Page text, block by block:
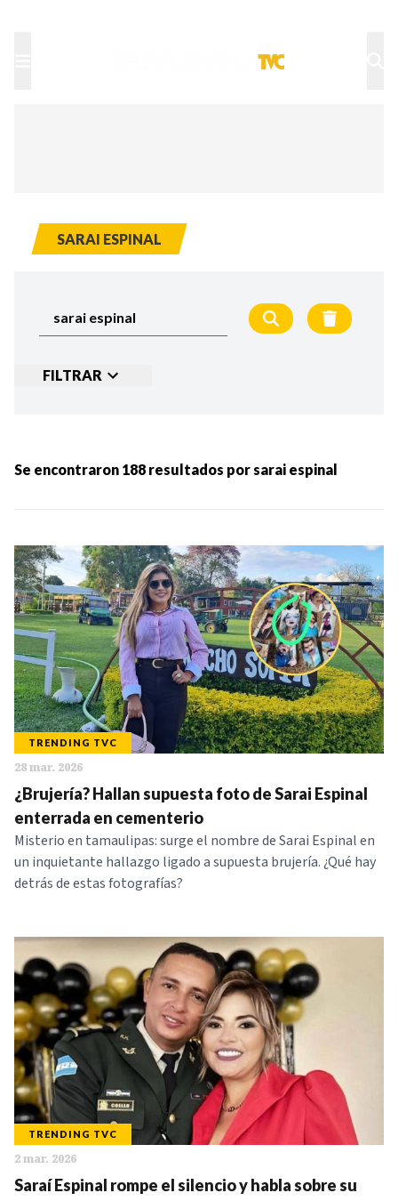
SARAI ESPINAL
FILTRAR
MÁS RECIENTES
MENOS RECIENTES
Periodo:
IR
NOTICIAS
SERIES
Se encontraron 188 resultados porsarai espinal
TRENDING TVC
28 mar. 2026
¿Brujería? Hallan supuesta foto de Sarai Espinal
enterrada en cementerio
Misterio en tamaulipas: surge el nombre de Sarai Espinal en
un inquietante hallazgo ligado a supuesta brujería. ¿Qué hay
detrás de estas fotografías?
TRENDING TVC
2 mar. 2026
Saraí Espinal rompe el silencio y habla sobre su